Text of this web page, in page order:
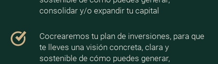
consolidar y/o expandir tu capital
Cocrearemos tu plan de inversiones, para que
te lleves una visión concreta, clara y
sostenible de cómo puedes generar,